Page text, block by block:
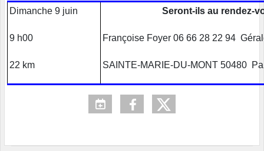
Dimanche 9 juin Seront-ils au rendez-
9 h00 Françoise Foyer 06 66 28 22 94
22 km SAINTE-MARIE-DU-MONT 50480